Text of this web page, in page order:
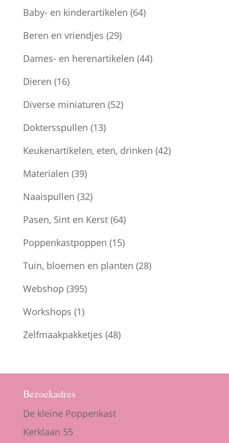
Baby- en kinderartikelen (64)
Beren en vriendjes (29)
Dames- en herenartikelen (44)
Dieren (16)
Diverse miniaturen (52)
Doktersspullen (13)
Keukenartikelen, eten, drinken (42)
Materialen (39)
Naaispullen (32)
Pasen, Sint en Kerst (64)
Poppenkastpoppen (15)
Tuin, bloemen en planten (28)
Webshop (395)
Workshops (1)
Zelfmaakpakketjes (48)
Bezoekadres
De kleine Poppenkast
Kerklaan 55